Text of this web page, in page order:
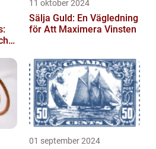
11 oktober 2024
Sälja Guld: En Vägledning
för Att Maximera Vinsten
01 september 2024